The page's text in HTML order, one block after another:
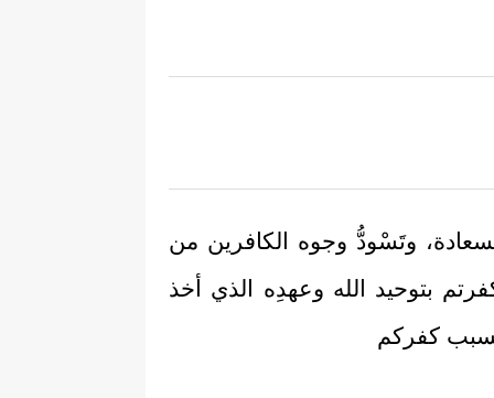
وتَسْودُّ وجوه الكافرين من
بتوحيد الله وعهدِه الذي أخذ
بسبب كفركم